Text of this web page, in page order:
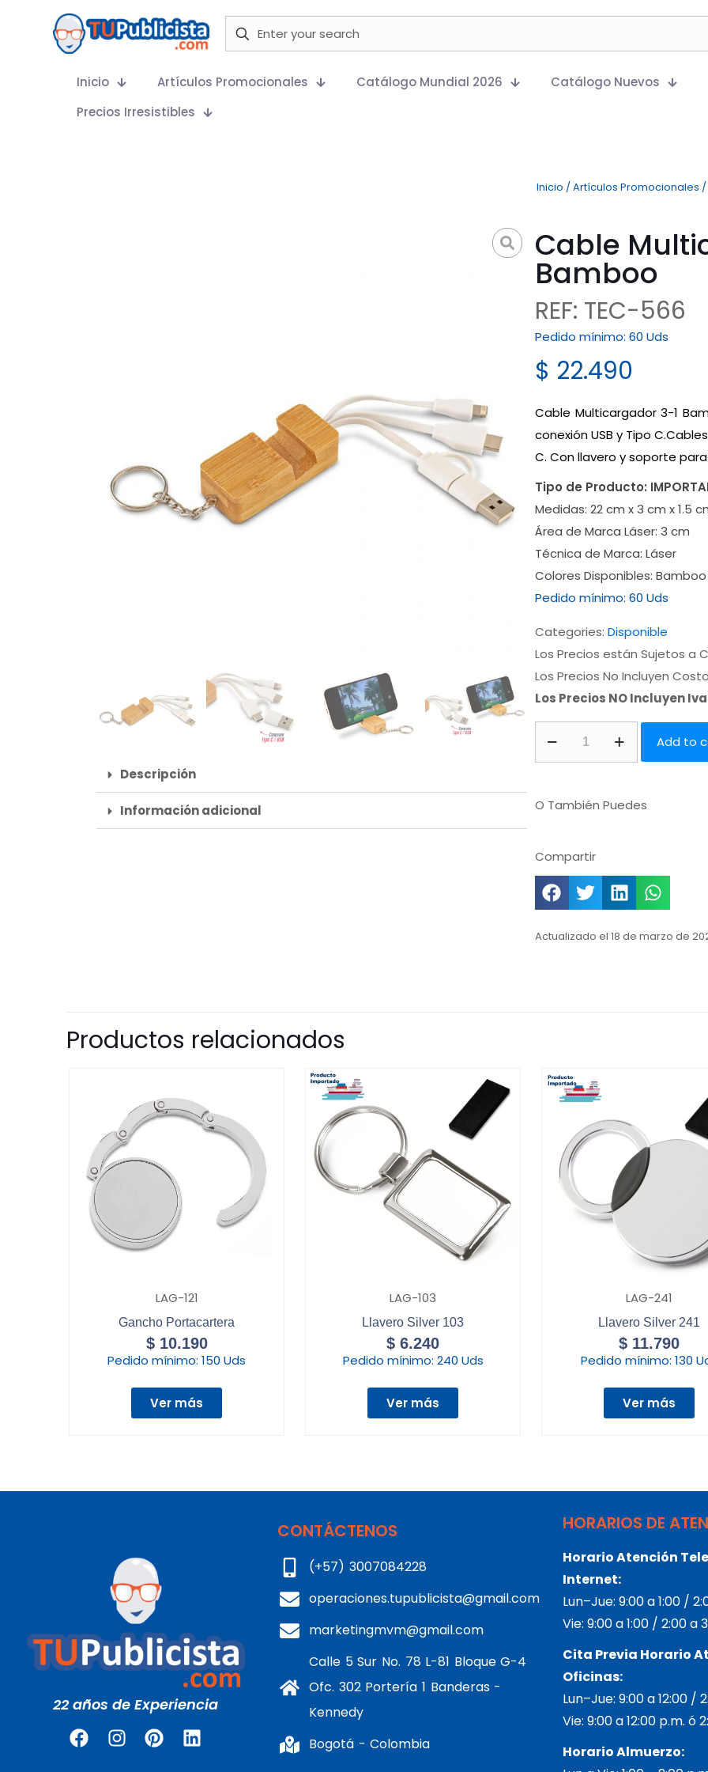
Inicio Artículos Promocionales Catálogo Mundial 2026 Catálogo Nuevos
Precios Irresistibles
Inicio / Artículos Promocionales /
Descripción
Información adicional
Cable
Bamboo
REF: TEC-566
Pedido mínimo: 60 Uds
$ 22.490
Cable Multicargador 3-1
conexión USB y Tipo
C. Con llavero y soporte
Tipo de Producto:
Medidas: 22 cm x 3 cm x 1.5
Área de Marca Láser: 3 cm
Técnica de Marca: Láser
Colores Disponibles: Bamboo
Pedido mínimo: 60 Uds
Categories: Disponible
Los Precios están Sujetos a
Los Precios No Incluyen
Los Precios NO Incluyen Iva
Add to
O También Puedes
Compartir
Actualizado el 18 de marzo de
Productos relacionados
LAG-121
Gancho Portacartera
$10.190
Pedido mínimo: 150 Uds
Ver más
LAG-103
Llavero Silver 103
$ 6.240
Pedido mínimo: 240 Uds
Ver más
LAG-241
Llavero Silver 241
$ 11.790
Pedido mínimo: 130
Ver más
22 años de Experiencia
CONTÁCTENOS
(+57) 3007084228
operaciones.tupublicista@gmail.com
marketingmvm@gmail.com
Calle 5 Sur No. 78 L-81 Bloque G-4
Ofc. 302 Portería 1 Banderas -
Kennedy
Bogotá - Colombia
HORARIOS DE
Horario Atención
Internet:
Lun–Jue: 9:00 a 1:00 /
Vie: 9:00 a 1:00 / 2:00 a
Cita Previa Horario
Oficinas:
Lun–Jue: 9:00 a 12:00 /
Vie: 9:00 a 12:00 p.m. ó
Horario Almuerzo: